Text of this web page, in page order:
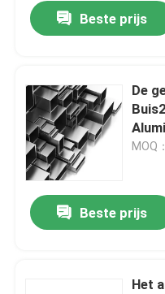
Beste prijs
De
MOQ
Beste prijs
Het